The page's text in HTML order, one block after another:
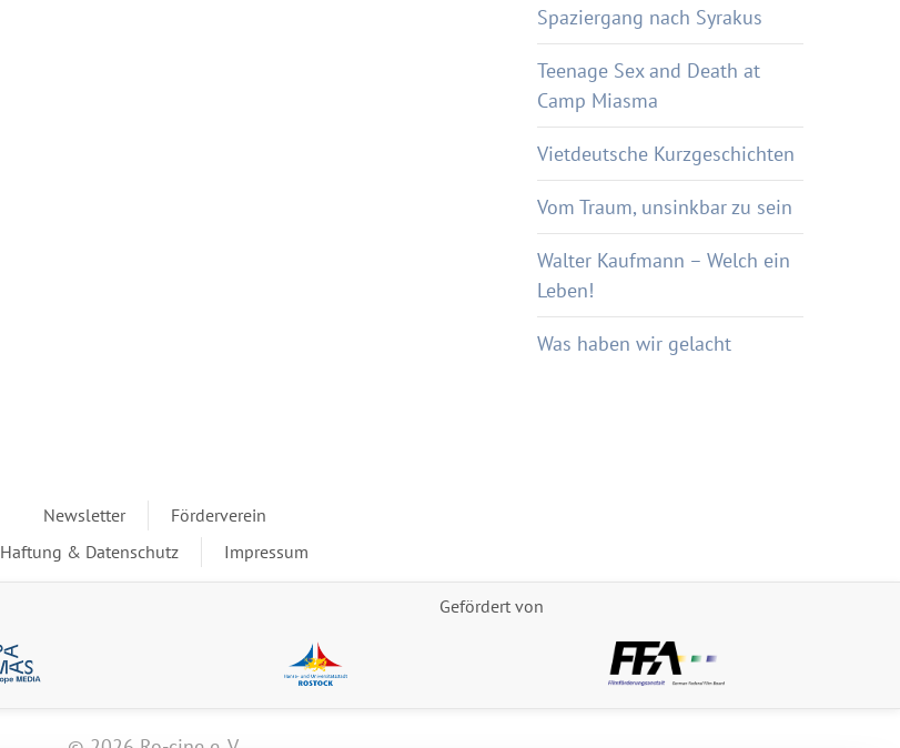
Spaziergang nach Syrakus
Teenage Sex and Death at
Camp Miasma
Vietdeutsche Kurzgeschichten
Vom Traum, unsinkbar zu sein
Walter Kaufmann – Welch ein
Leben!
Was haben wir gelacht
Newsletter
Förderverein
Haftung & Datenschutz
Impressum
Gefördert von